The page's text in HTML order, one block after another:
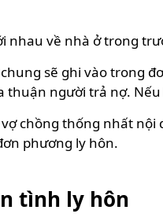
nhau về nhà ở trong
sẽ ghi vào trong
thuận người trả nợ.
chồng thống nhất
phương ly hôn.
tình ly hôn